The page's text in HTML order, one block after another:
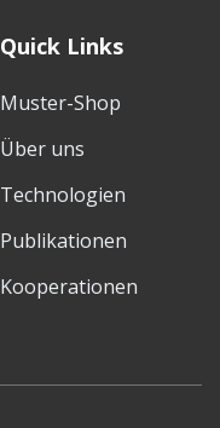
Quick Links
Muster-Shop
Über uns
Technologien
Publikationen
Kooperationen